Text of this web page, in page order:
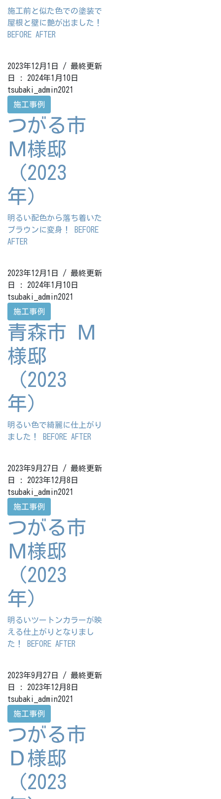
施工前と似た色での塗装で
屋根と壁に艶が出ました！
BEFORE AFTER
2023年12月1日
/ 最終更新
日 : 2024年1月10日
tsubaki_admin2021
施工事例
つがる市
Ｍ様邸
（2023
年）
明るい配色から落ち着いた
ブラウンに変身！ BEFORE
AFTER
2023年12月1日
/ 最終更新
日 : 2024年1月10日
tsubaki_admin2021
施工事例
青森市 Ｍ
様邸
（2023
年）
明るい色で綺麗に仕上がり
ました！ BEFORE AFTER
2023年9月27日
/ 最終更新
日 : 2023年12月8日
tsubaki_admin2021
施工事例
つがる市
Ｍ様邸
（2023
年）
明るいツートンカラーが映
える仕上がりとなりまし
た！ BEFORE AFTER
2023年9月27日
/ 最終更新
日 : 2023年12月8日
tsubaki_admin2021
施工事例
つがる市
Ｄ様邸
（2023